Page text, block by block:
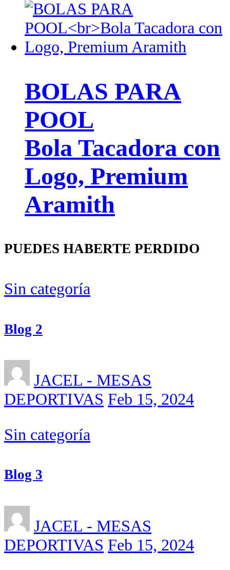
BOLAS PARA
POOL
Bola Tacadora con
Logo, Premium
Aramith
PUEDES HABERTE PERDIDO
Sin categoría
Blog 2
JACEL - MESAS
DEPORTIVAS Feb 15, 2024
Sin categoría
Blog 3
JACEL - MESAS
DEPORTIVAS Feb 15, 2024